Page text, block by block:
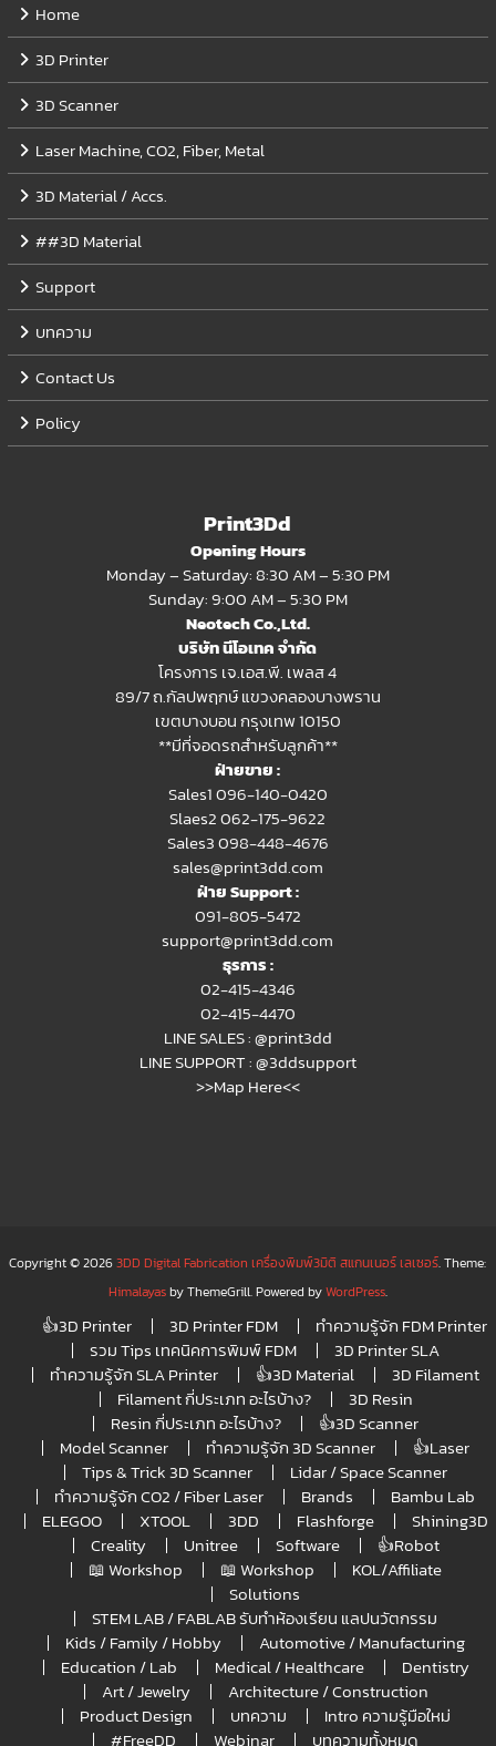
Home
3D Printer
3D Scanner
Laser Machine, CO2, Fiber, Metal
3D Material / Accs.
##3D Material
Support
บทความ
Contact Us
Policy
Print3Dd
Opening Hours
Monday – Saturday: 8:30 AM – 5:30 PM
Sunday: 9:00 AM – 5:30 PM
Neotech Co.,Ltd.
บริษัท นีโอเทค จำกัด
โครงการ เจ.เอส.พี. เพลส 4
89/7 ถ.กัลปพฤกษ์ แขวงคลองบางพราน
เขตบางบอน กรุงเทพ 10150
**มีที่จอดรถสำหรับลูกค้า**
ฝ่ายขาย :
Sales1 096-140-0420
Slaes2062-175-9622
Sales3 098-448-4676
sales@print3dd.com
ฝ่าย Support :
091-805-5472
support@print3dd.com
ธุรการ :
02-415-4346
02-415-4470
LINE SALES :@print3dd
LINE SUPPORT :@3ddsupport
>>Map Here<<
Copyright © 20263DD Digital Fabrication เครื่องพิมพ์3มิติ สแกนเนอร์ เลเซอร์. Theme:
Himalayasby ThemeGrill. Powered byWordPress.
👍3D Printer 3D Printer FDM
ทำความรู้จัก FDM Printer
รวม Tips เทคนิคการพิมพ์ FDM
3D Printer SLA
ทำความรู้จัก SLA Printer
👍3D Material
3D Filament
Filament กี่ประเภท อะไรบ้าง?
3D Resin
Resin กี่ประเภท อะไรบ้าง?
👍3D Scanner
Model Scanner
ทำความรู้จัก 3D Scanner
👍Laser
Tips & Trick 3D Scanner
Lidar / Space Scanner
ทำความรู้จัก CO2 / Fiber Laser
Brands
Bambu Lab
ELEGOO
XTOOL 3DD Flashforge
Shining3D
Creality
Unitree Software
👍Robot
📖 Workshop
📖 Workshop
KOL/Affiliate
Solutions
STEM LAB / FABLAB รับทำห้องเรียน แลปนวัตกรรม
Kids / Family / Hobby
Automotive / Manufacturing
Education / Lab
Medical / Healthcare
Dentistry
Art / Jewelry
Architecture / Construction
Product Design
บทความ
Intro ความรู้มือใหม่
#FreeDD
Webinar บทความทั้งหมด